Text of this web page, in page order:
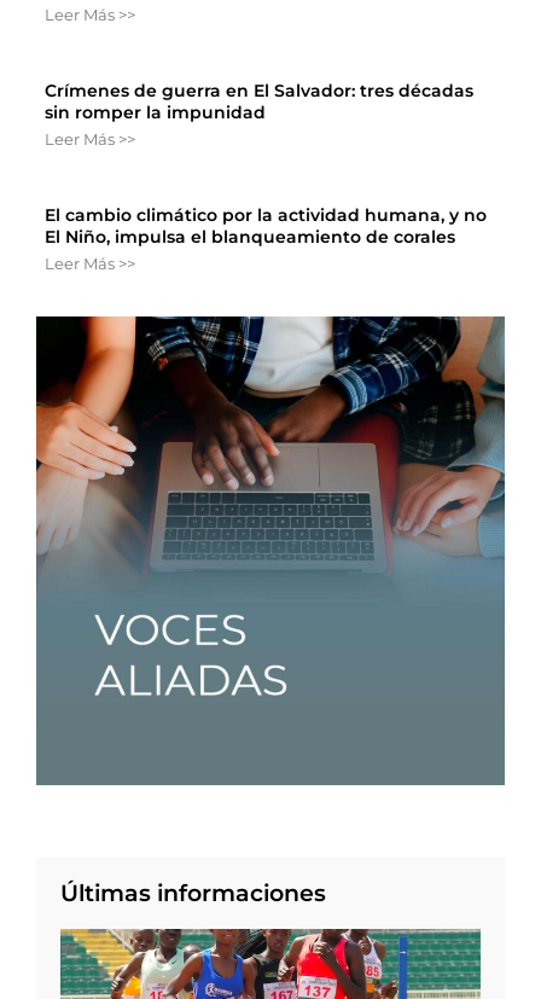
Leer Más >>
Crímenes de guerra en El Salvador: tres décadas
sin romper la impunidad
Leer Más >>
El cambio climático por la actividad humana, y no
El Niño, impulsa el blanqueamiento de corales
Leer Más >>
Últimas informaciones